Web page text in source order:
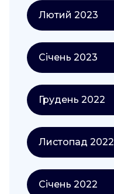
Лютий 2023
Січень 2023
Грудень 2022
Листопад 2022
Січень 2022